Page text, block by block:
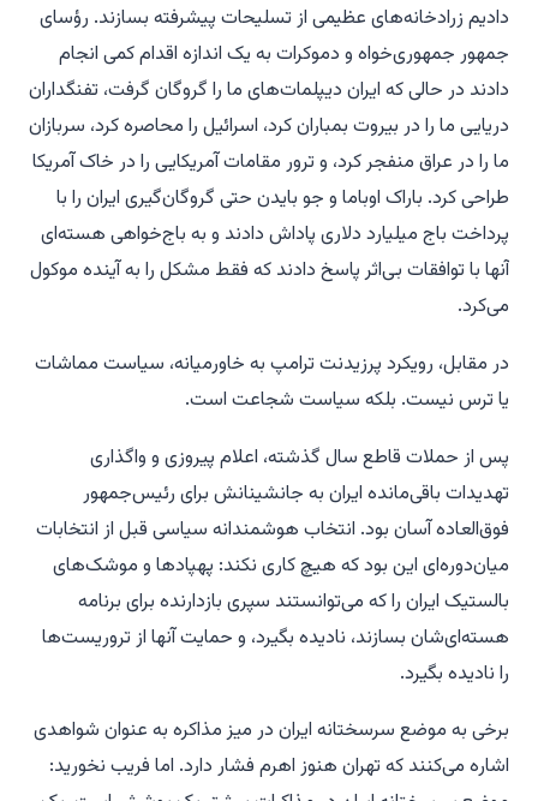
دادیم زرادخانه‌های عظیمی از تسلیحات پیشرفته بسازند. رؤسای
جمهور جمهوری‌خواه و دموکرات به یک اندازه اقدام کمی انجام
دادند در حالی که ایران دیپلمات‌های ما را گروگان گرفت، تفنگداران
دریایی ما را در بیروت بمباران کرد، اسرائیل را محاصره کرد، سربازان
ما را در عراق منفجر کرد، و ترور مقامات آمریکایی را در خاک آمریکا
طراحی کرد. باراک اوباما و جو بایدن حتی گروگان‌گیری ایران را با
پرداخت باج میلیارد دلاری پاداش دادند و به باج‌خواهی هسته‌ای
آنها با توافقات بی‌اثر پاسخ دادند که فقط مشکل را به آینده موکول
می‌کرد.
در مقابل، رویکرد پرزیدنت ترامپ به خاورمیانه، سیاست مماشات
یا ترس نیست. بلکه سیاست شجاعت است.
پس از حملات قاطع سال گذشته، اعلام پیروزی و واگذاری
تهدیدات باقی‌مانده ایران به جانشینانش برای رئیس‌جمهور
فوق‌العاده آسان بود. انتخاب هوشمندانه سیاسی قبل از انتخابات
میان‌دوره‌ای این بود که هیچ کاری نکند: پهپادها و موشک‌های
بالستیک ایران را که می‌توانستند سپری بازدارنده برای برنامه
هسته‌ای‌شان بسازند، نادیده بگیرد، و حمایت آنها از تروریست‌ها
را نادیده بگیرد.
برخی به موضع سرسختانه ایران در میز مذاکره به عنوان شواهدی
اشاره می‌کنند که تهران هنوز اهرم فشار دارد. اما فریب نخورید: